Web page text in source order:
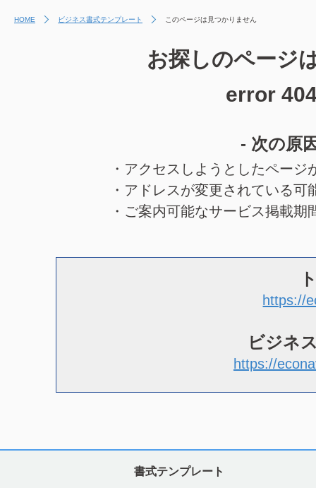
HOME ビジネス書式テンプレート このページは見つかりません
お探しのページ
error
- 次の原
・アクセスしようとしたペー
・アドレスが変更されている可
・ご案内可能なサービス掲載
https://
ビジネ
https://
書式テンプレート